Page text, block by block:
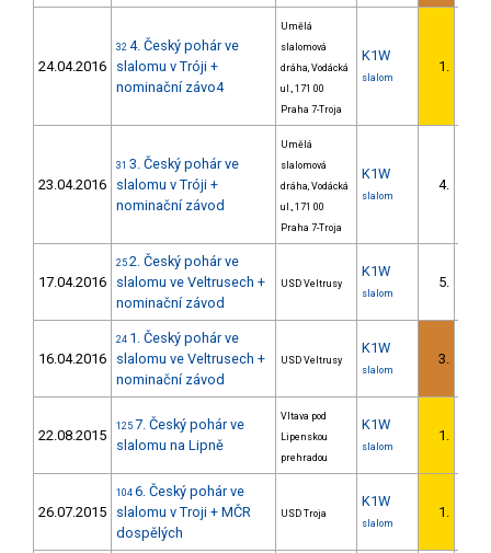
24.04.2016
32 4. Český pohár ve
slalomu v Tróji +
nominační závo4
Umělá
slalomová
dráha, Vodácká
ul., 171 00
Praha 7-Troja
K1W
slalom
1.
23.04.2016
31 3. Český pohár ve
slalomu v Tróji +
nominační závod
Umělá
slalomová
dráha, Vodácká
ul., 171 00
Praha 7-Troja
K1W
slalom
4.
17.04.2016
25 2. Český pohár ve
slalomu ve Veltrusech +
nominační závod
USD Veltrusy
K1W
slalom
5.
16.04.2016
24 1. Český pohár ve
slalomu ve Veltrusech +
nominační závod
USD Veltrusy
K1W
slalom
3.
22.08.2015
125 7. Český pohár ve
slalomu na Lipně
Vltava pod
Lipenskou
prehradou
K1W
slalom
1.
26.07.2015
104 6. Český pohár ve
slalomu v Troji + MČR
dospělých
USD Troja
K1W
slalom
1.